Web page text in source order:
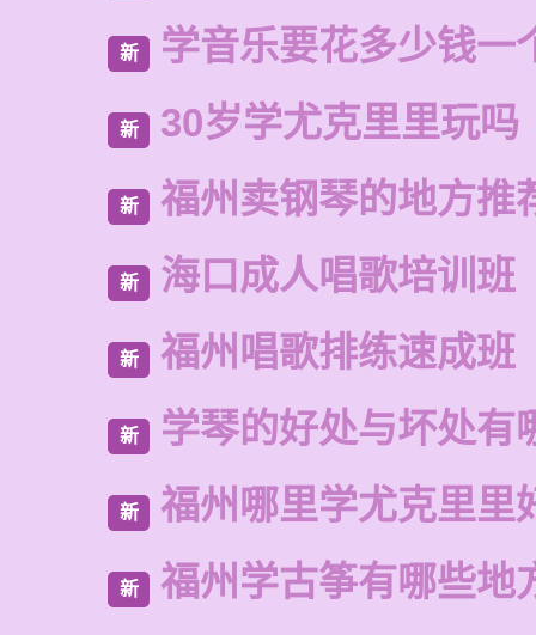
新 学音乐要花多少钱一
新 30岁学尤克里里玩吗
新 福州卖钢琴的地方推
新 海口成人唱歌培训班
新 福州唱歌排练速成班
新 学琴的好处与坏处有
新 福州哪里学尤克里里
新 福州学古筝有哪些地